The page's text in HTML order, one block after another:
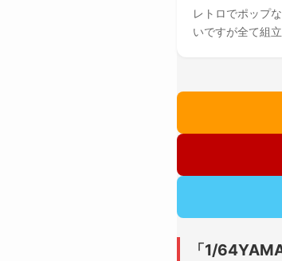
レトロでポップ
いですが全て組
「1/